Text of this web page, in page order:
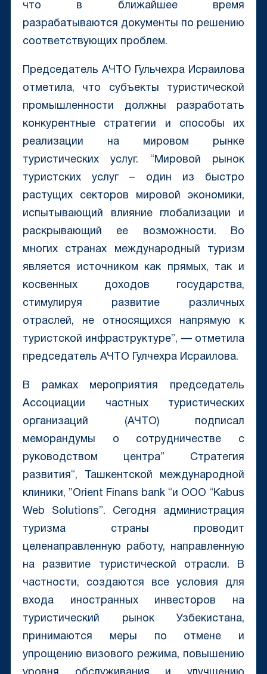
что в ближайшее время
разрабатываются документы по решению
соответствующих проблем.
Председатель АЧТО Гульчехра Исраилова
отметила, что субъекты туристической
промышленности должны разработать
конкурентные стратегии и способы их
реализации на мировом рынке
туристических услуг. “Мировой рынок
туристских услуг – один из быстро
растущих секторов мировой экономики,
испытывающий влияние глобализации и
раскрывающий ее возможности. Во
многих странах международный туризм
является источником как прямых, так и
косвенных доходов государства,
стимулируя развитие различных
отраслей, не относящихся напрямую к
туристской инфраструктуре”, — отметила
председатель АЧТО Гулчехра Исраилова.
В рамках мероприятия председатель
Ассоциации частных туристических
организаций (АЧТО) подписал
меморандумы о сотрудничестве с
руководством центра” Стратегия
развития“, Ташкентской международной
клиники, ”Orient Finans bank “и ООО “Kabus
Web Solutions”. Сегодня администрация
туризма страны проводит
целенаправленную работу, направленную
на развитие туристической отрасли. В
частности, создаются все условия для
входа иностранных инвесторов на
туристический рынок Узбекистана,
принимаются меры по отмене и
упрощению визового режима, повышению